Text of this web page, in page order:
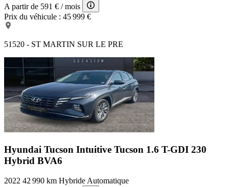
A partir de 591 € / mois
Prix du véhicule : 45 999 €
51520 - ST MARTIN SUR LE PRE
Hyundai Tucson Intuitive Tucson 1.6 T-GDI 230
Hybrid BVA6
2022 42 990 km Hybride Automatique